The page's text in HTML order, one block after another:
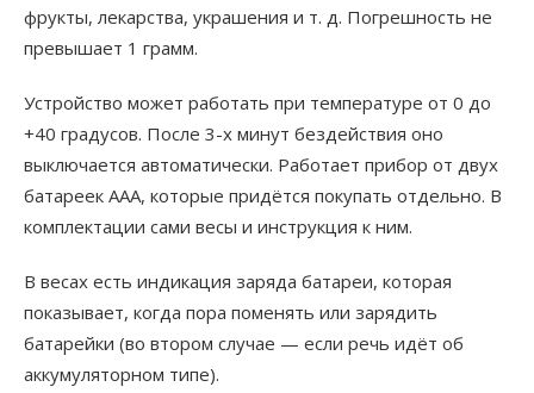
фрукты, лекарства, украшения и т. д. Погрешность не
превышает 1 грамм.
Устройство может работать при температуре от 0 до
+40 градусов. После 3-х минут бездействия оно
выключается автоматически. Работает прибор от двух
батареек ААА, которые придётся покупать отдельно. В
комплектации сами весы и инструкция к ним.
В весах есть индикация заряда батареи, которая
показывает, когда пора поменять или зарядить
батарейки (во втором случае — если речь идёт об
аккумуляторном типе).